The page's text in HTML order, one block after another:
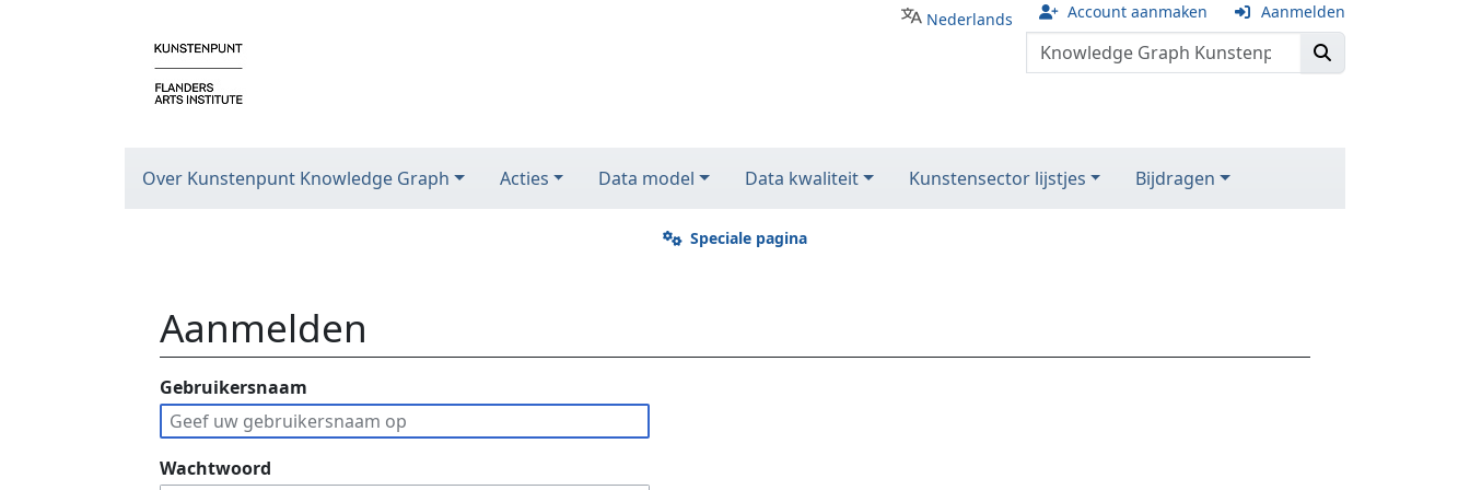
Nederlands Account aanmaken Aanmelden
Over Kunstenpunt Knowledge Graph Acties Data model Data kwaliteit Kunstensector lijstjes Bijdragen
Speciale pagina
Aanmelden
Ga naar:navigatie,
Gebruikersnaam
Wachtwoord